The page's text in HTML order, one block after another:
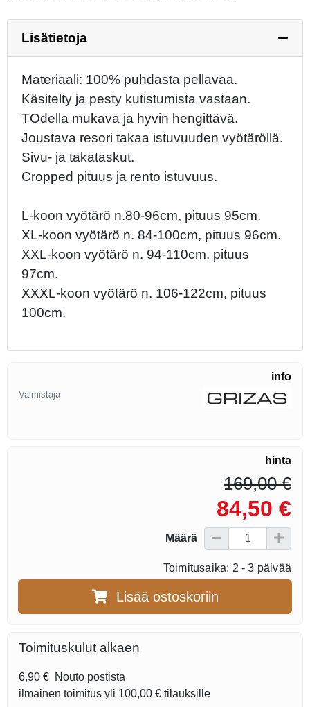
Lisätietoja
Materiaali: 100% puhdasta pellavaa.
Käsitelty ja pesty kutistumista vastaan.
TOdella mukava ja hyvin hengittävä.
Joustava resori takaa istuvuuden vyötäröllä.
Sivu- ja takataskut.
Cropped pituus ja rento istuvuus.
L-koon vyötärö n.80-96cm, pituus 95cm.
XL-koon vyötärö n. 84-100cm, pituus 96cm.
XXL-koon vyötärö n. 94-110cm, pituus
97cm.
XXXL-koon vyötärö n. 106-122cm, pituus
100cm.
info
Valmistaja
hinta
169,00 €
84,50 €
Määrä
Toimitusaika: 2 - 3 päivää
Lisää ostoskoriin
Toimituskulut alkaen
6,90 € Nouto postista
ilmainen toimitus yli 100,00 € tilauksille